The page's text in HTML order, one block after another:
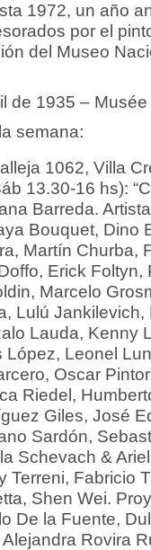
1972, un año
por el
del Museo
de 1935 –
semana:
1062, Villa
13.30-16 hs):
Barreda.
Bouquet, Dino
Martín Churba,
Erick
Marcelo
Lulú
Lauda, Kenny
López, Leonel
Oscar
Riedel,
Giles, José
Sardón,
Schevach &
Terreni, Fabricio
Shen Wei.
De la Fuente,
Rovira